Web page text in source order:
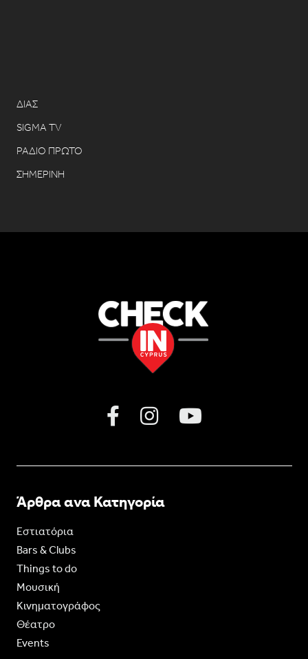
ΔΙΑΣ
SIGMA TV
ΡΑΔΙΟ ΠΡΩΤΟ
ΣΗΜΕΡΙΝΗ
Άρθρα ανα Κατηγορία
Εστιατόρια
Bars & Clubs
Things to do
Moυσική
Κινηματογράφος
Θέατρο
Events